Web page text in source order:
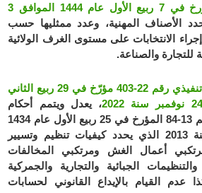
قرار مؤرخ في 7 ربيع الأول عام 1444 الموافق 3
الأصناف المهنية، وعدد ممثليها حسب
الانتخابات على مستوى الغرف الولائية
للتجارة والصناعة.
مرسوم تنفيذي رقم 22-403 مؤرّخ في 29 ربيع الثاني
، يعدل ويتمم أحكام
المرسوم التنفيذي رقم 13-84 المؤرخ في 25 ربيع الأول عام 1434
الموافق 6 فبراير سنة 2013 الذي يحدد كيفيات تنظيم وتسيير
أعمال الغش ومرتكبي المخالفات
الجبائية والتجارية والجمركية
عدم القيام بالإيداع القانوني لحسابات